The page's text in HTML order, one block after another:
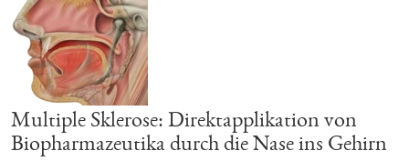
Multiple Sklerose: Direktapplikation von
Biopharmazeutika durch die Nase ins Gehirn